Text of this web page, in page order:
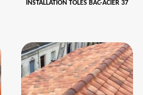
INSTALLATION TOLES BAC-ACIER 37